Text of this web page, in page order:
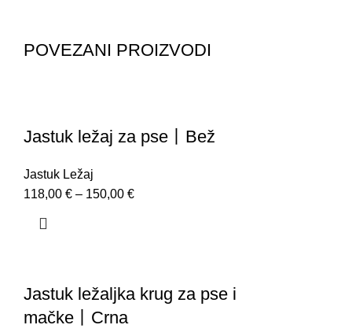
POVEZANI PROIZVODI
Jastuk ležaj za pse丨Bež
Jastuk Ležaj
118,00 € – 150,00 €
Jastuk ležaljka krug za pse i
mačke丨Crna